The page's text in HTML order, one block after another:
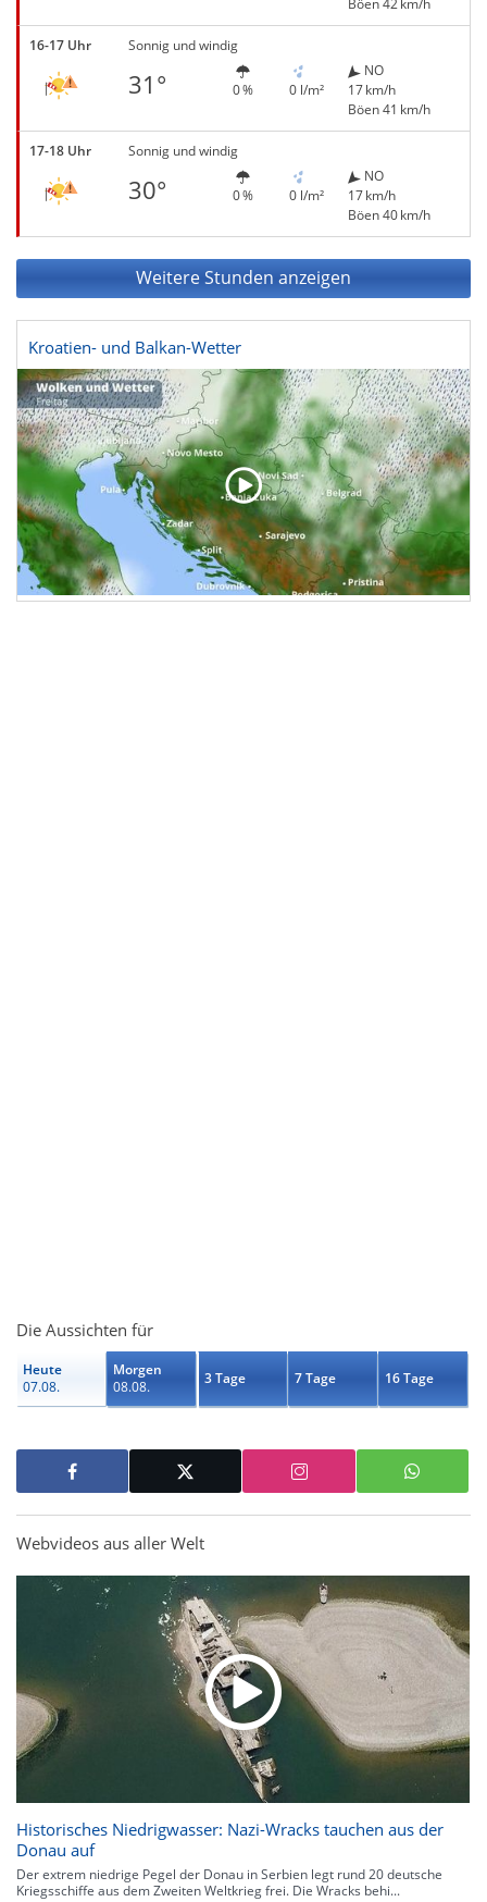
Böen 42 km/h
16-17 Uhr Sonnig und windig
31° 0 % 0 l/m²
NO
17 km/h
Böen 41 km/h
17-18 Uhr Sonnig und windig
30° 0 % 0 l/m²
NO
17 km/h
Böen 40 km/h
Weitere Stunden anzeigen
Kroatien- und Balkan-Wetter
Die Aussichten für
Heute
07.08.
Morgen
08.08.
3 Tage 7 Tage 16 Tage
Webvideos aus aller Welt
Historisches Niedrigwasser: Nazi-Wracks tauchen aus der
Donau auf
Der extrem niedrige Pegel der Donau in Serbien legt rund 20 deutsche
Kriegsschiffe aus dem Zweiten Weltkrieg frei. Die Wracks behi...